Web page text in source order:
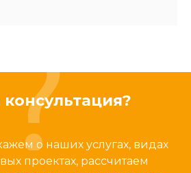
о наших услугах, видах
проектах, рассчитаем